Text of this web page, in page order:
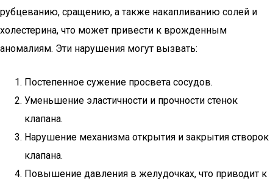
рубцеванию, сращению, а также накапливанию солей и
холестерина, что может привести к врожденным
аномалиям. Эти нарушения могут вызвать:
Постепенное сужение просвета сосудов.
Уменьшение эластичности и прочности стенок
клапана.
Нарушение механизма открытия и закрытия створок
клапана.
Повышение давления в желудочках, что приводит к